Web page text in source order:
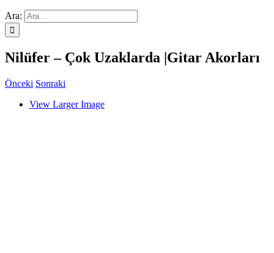
Ara:
Nilüfer – Çok Uzaklarda |Gitar Akorları
Önceki Sonraki
View Larger Image